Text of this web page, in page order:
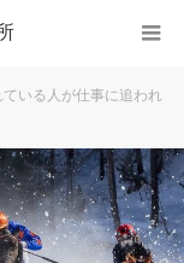
いる人が仕事に追われ